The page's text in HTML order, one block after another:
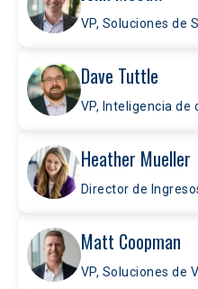
VP, Soluciones de
Dave Tuttle
VP, Inteligencia de
Heather Mueller
Director de
Matt Coopman
VP, Soluciones de